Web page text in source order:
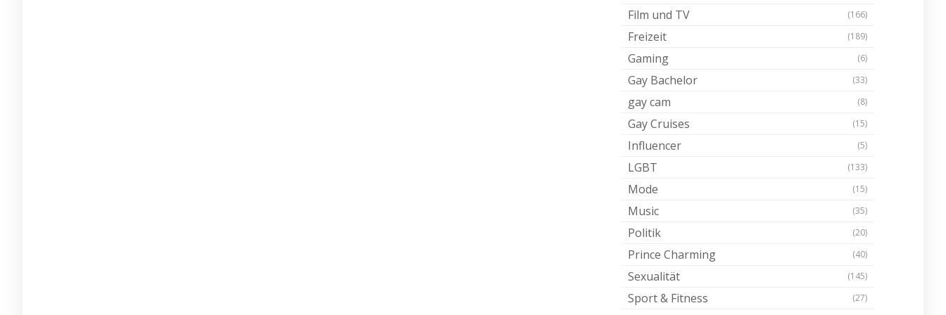
Film und TV
(166)
Freizeit (189)
Gaming (6)
Gay Bachelor (33)
gay cam (8)
Gay Cruises (15)
Influencer (5)
LGBT (133)
Mode (15)
Music (35)
Politik (20)
Prince Charming (40)
Sexualität (145)
Sport & Fitness (27)